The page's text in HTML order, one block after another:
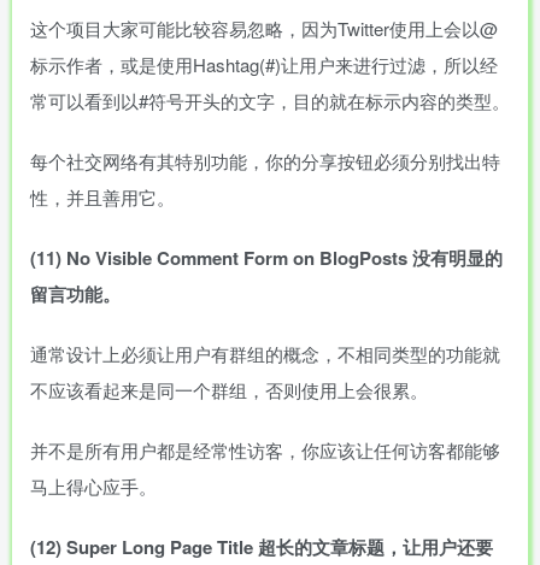
这个项目大家可能比较容易忽略，因为Twitter使用上会以@
标示作者，或是使用Hashtag(#)让用户来进行过滤，所以经
常可以看到以#符号开头的文字，目的就在标示内容的类型。
每个社交网络有其特别功能，你的分享按钮必须分别找出特
性，并且善用它。
(11) NoVisibleComment Formon BlogPosts没有明显的
留言功能。
通常设计上必须让用户有群组的概念，不相同类型的功能就
不应该看起来是同一个群组，否则使用上会很累。
并不是所有用户都是经常性访客，你应该让任何访客都能够
马上得心应手。
(12)Super Long PageTitle 超长的文章标题，让用户还要